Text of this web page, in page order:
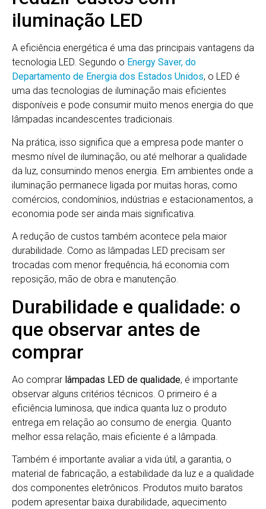
iluminação LED
A eficiência energética é uma das principais vantagens da
tecnologia LED. Segundo o Energy Saver, do
Departamento de Energia dos Estados Unidos, o LED é
uma das tecnologias de iluminação mais eficientes
disponíveis e pode consumir muito menos energia do que
lâmpadas incandescentes tradicionais.
Na prática, isso significa que a empresa pode manter o
mesmo nível de iluminação, ou até melhorar a qualidade
da luz, consumindo menos energia. Em ambientes onde a
iluminação permanece ligada por muitas horas, como
comércios, condomínios, indústrias e estacionamentos, a
economia pode ser ainda mais significativa.
A redução de custos também acontece pela maior
durabilidade. Como as lâmpadas LED precisam ser
trocadas com menor frequência, há economia com
reposição, mão de obra e manutenção.
Durabilidade e qualidade: o
que observar antes de
comprar
Ao comprar lâmpadas LED de qualidade, é importante
observar alguns critérios técnicos. O primeiro é a
eficiência luminosa, que indica quanta luz o produto
entrega em relação ao consumo de energia. Quanto
melhor essa relação, mais eficiente é a lâmpada.
Também é importante avaliar a vida útil, a garantia, o
material de fabricação, a estabilidade da luz e a qualidade
dos componentes eletrônicos. Produtos muito baratos
podem apresentar baixa durabilidade, aquecimento